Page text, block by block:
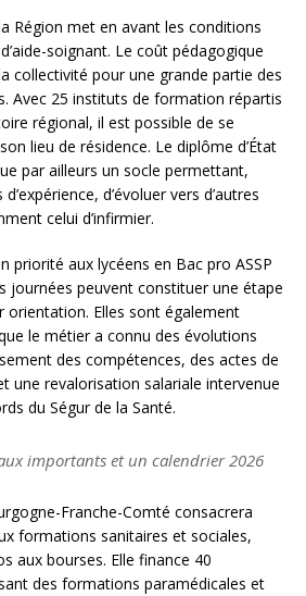
Région met en avant les conditions
soignant. Le coût pédagogique
collectivité pour une grande partie des
Avec 25 instituts de formation répartis
régional, il est possible de se
lieu de résidence. Le diplôme d’État
par ailleurs un socle permettant,
d’évoluer vers d’autres
celui d’infirmier.
priorité aux lycéens en Bac pro ASSP
journées peuvent constituer une étape
orientation. Elles sont également
le métier a connu des évolutions
des compétences, des actes de
une revalorisation salariale intervenue
du Ségur de la Santé.
importants et un calendrier 2026
Franche-Comté consacrera
formations sanitaires et sociales,
aux bourses. Elle finance 40
des formations paramédicales et